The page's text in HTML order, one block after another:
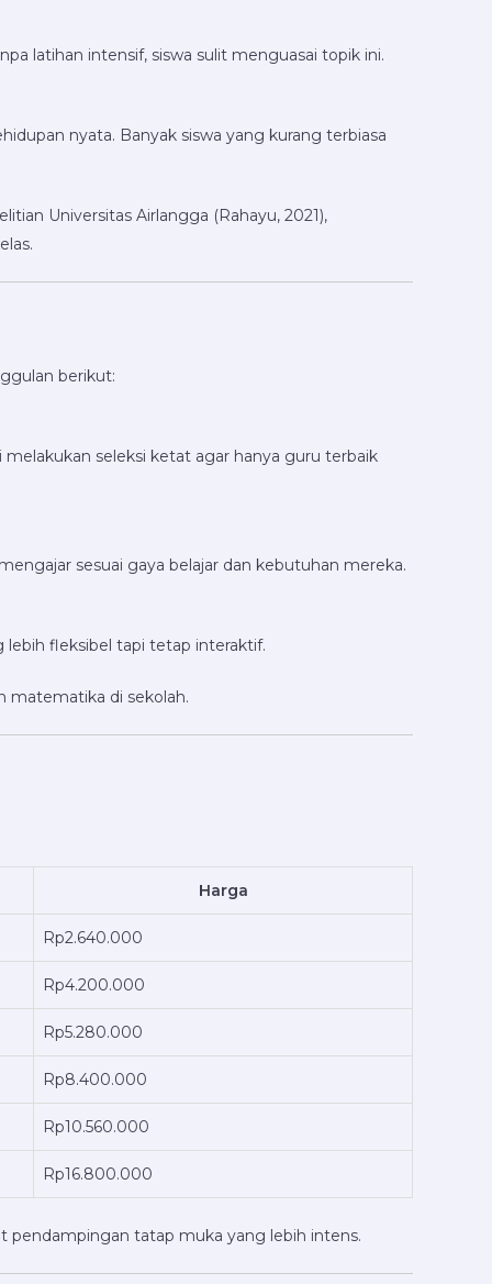
latihan intensif, siswa sulit menguasai topik ini.
nyata. Banyak siswa yang kurang terbiasa
Universitas Airlangga (Rahayu, 2021),
berikut:
melakukan seleksi ketat agar hanya guru terbaik
sesuai gaya belajar dan kebutuhan mereka.
lebih fleksibel tapi tetap interaktif.
matematika di sekolah.
Harga
Rp2.640.000
Rp4.200.000
Rp5.280.000
Rp8.400.000
Rp10.560.000
Rp16.800.000
pendampingan tatap muka yang lebih intens.